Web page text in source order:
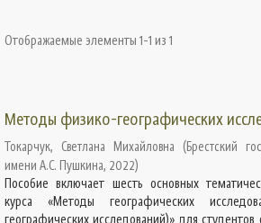
Отображаемые элементы 1-1 из 1
Методы физико-географических
Токарчук, Светлана Михайловна (Брестский
имени А.С. Пушкина, 2022)
Пособие включает шесть основных
курса «Методы географических
географических исследований)» для студентов